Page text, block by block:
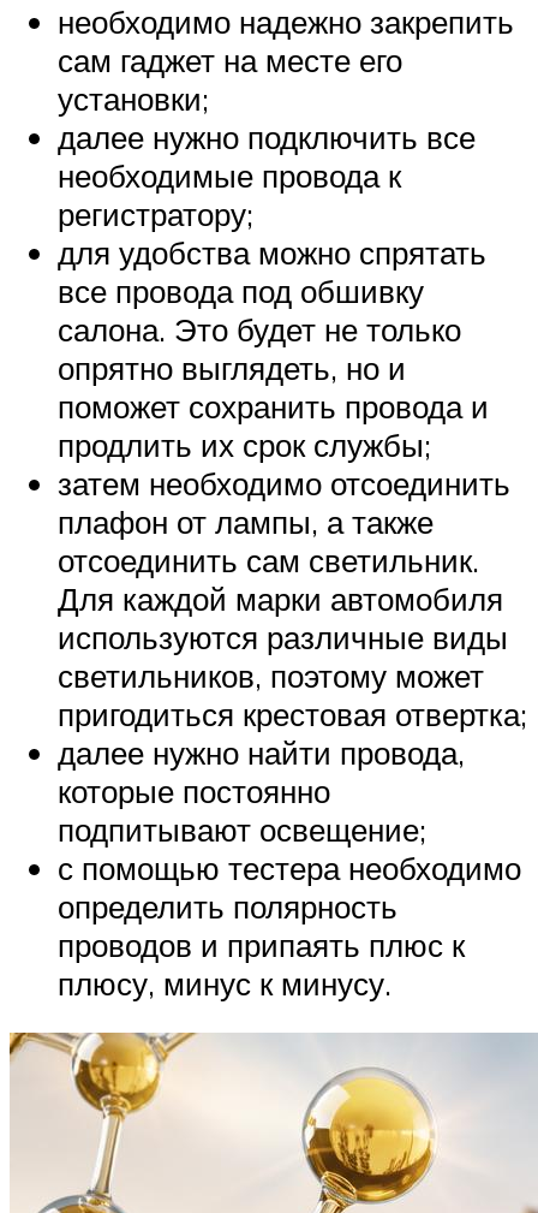
необходимо надежно закрепить
сам гаджет на месте его
установки;
далее нужно подключить все
необходимые провода к
регистратору;
для удобства можно спрятать
все провода под обшивку
салона. Это будет не только
опрятно выглядеть, но и
поможет сохранить провода и
продлить их срок службы;
затем необходимо отсоединить
плафон от лампы, а также
отсоединить сам светильник.
Для каждой марки автомобиля
используются различные виды
светильников, поэтому может
пригодиться крестовая отвертка;
далее нужно найти провода,
которые постоянно
подпитывают освещение;
с помощью тестера необходимо
определить полярность
проводов и припаять плюс к
плюсу, минус к минусу.